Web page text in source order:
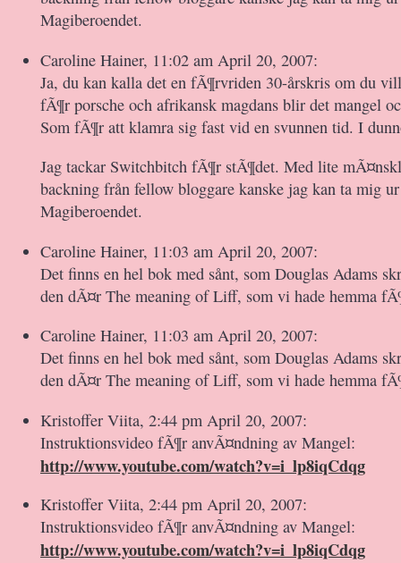
Magiberoendet.
Caroline Hainer, 11:02 am April 20, 2007:
Ja, du kan kalla det en fÃ¶rvriden 30-årskris om du
fÃ¶r porsche och afrikansk magdans blir det mangel
Som fÃ¶r att klamra sig fast vid en svunnen tid. I
Jag tackar Switchbitch fÃ¶r stÃ¶det. Med lite
backning från fellow bloggare kanske jag kan ta mig
Magiberoendet.
Caroline Hainer, 11:03 am April 20, 2007:
Det finns en hel bok med sånt, som Douglas Adams
den dÃ¤r The meaning of Liff, som vi hade hemma
Caroline Hainer, 11:03 am April 20, 2007:
Det finns en hel bok med sånt, som Douglas Adams
den dÃ¤r The meaning of Liff, som vi hade hemma
Kristoffer Viita, 2:44 pm April 20, 2007:
Instruktionsvideo fÃ¶r anvÃ¤ndning av Mangel:
http://www.youtube.com/watch?v=i_lp8iqCdqg
Kristoffer Viita, 2:44 pm April 20, 2007:
Instruktionsvideo fÃ¶r anvÃ¤ndning av Mangel:
http://www.youtube.com/watch?v=i_lp8iqCdqg